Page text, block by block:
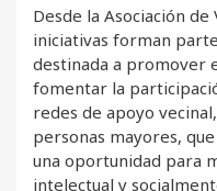
Desde la Asociación de
iniciativas forman
destinada a promover
fomentar la
redes de apoyo
personas mayores,
una oportunidad para
intelectual y